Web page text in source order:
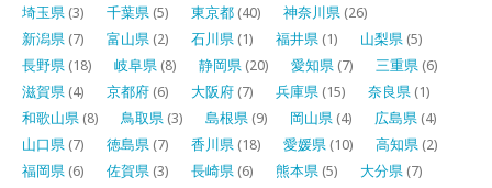
埼玉県 (3) 千葉県 (5) 東京都 (40) 神奈川県 (26)
新潟県 (7) 富山県 (2) 石川県 (1) 福井県 (1) 山梨県 (5)
長野県 (18) 岐阜県 (8) 静岡県 (20) 愛知県 (7) 三重県 (6)
滋賀県 (4) 京都府 (6) 大阪府 (7) 兵庫県 (15) 奈良県 (1)
和歌山県 (8) 鳥取県 (3) 島根県 (9) 岡山県 (4) 広島県 (4)
山口県 (7) 徳島県 (7) 香川県 (18) 愛媛県 (10) 高知県 (2)
福岡県 (6) 佐賀県 (3) 長崎県 (6) 熊本県 (5) 大分県 (7)